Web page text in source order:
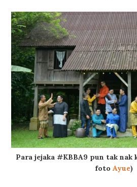
Para jejaka #KBBA9 pun tak
foto Ayue)